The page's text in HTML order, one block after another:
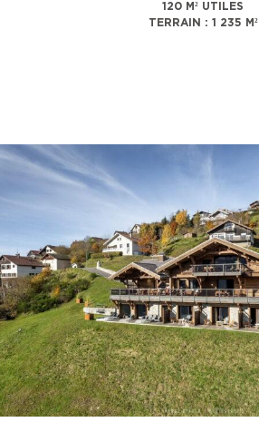
120 M² UTILES
TERRAIN : 1 235 M²